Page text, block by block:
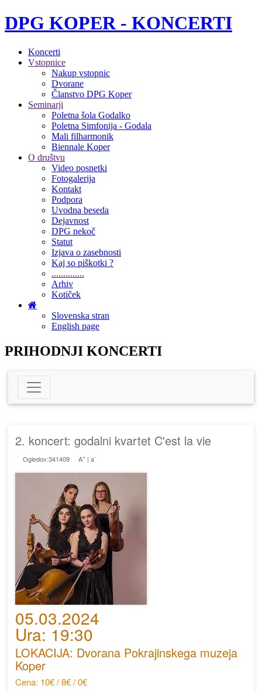
DPG KOPER - KONCERTI
Koncerti
Vstopnice
Nakup vstopnic
Dvorane
Članstvo DPG Koper
Seminarji
Poletna šola Godalko
Poletna Simfonija - Godala
Mali filharmonik
Biennale Koper
O društvu
Video posnetki
Fotogalerija
Kontakt
Podpora
Uvodna beseda
Dejavnost
DPG nekoč
Statut
Izjava o zasebnosti
Kaj so piškotki ?
..............
Arhiv
Kotiček
Slovenska stran
English page
PRIHODNJI KONCERTI
2. koncert: godalni kvartet C'est la vie
Ogledov:341409 A+| a-
05.03.2024
Ura: 19:30
LOKACIJA: Dvorana Pokrajinskega muzeja
Koper
Cena: 10€ / 8€ / 0€